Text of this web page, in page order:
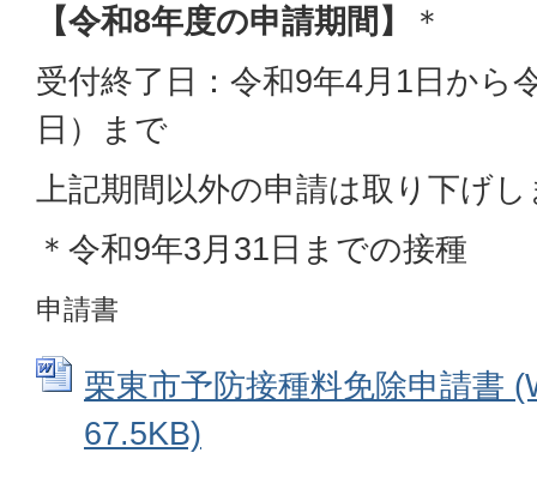
【令和8年度の申請期間】
＊
受付終了日：令和9年4月1日から
日）まで
上記期間以外の申請は取り下げ
＊令和9年3月31日までの接種
申請書
栗東市予防接種料免除申請書
67.5KB)